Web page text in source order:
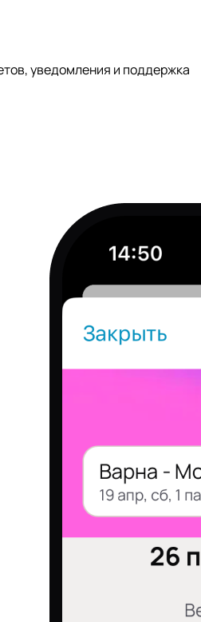
уведомления и поддержка